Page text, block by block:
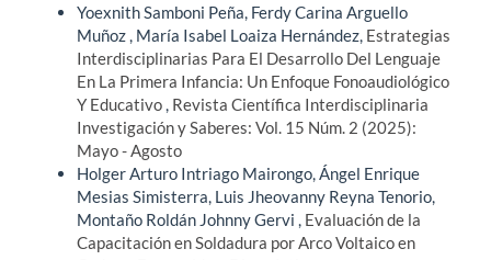
Yoexnith Samboni Peña, Ferdy Carina Arguello
Muñoz , María Isabel Loaiza Hernández, Estrategias
Interdisciplinarias Para El Desarrollo Del Lenguaje
En La Primera Infancia: Un Enfoque Fonoaudiológico
Y Educativo Revista Científica Interdisciplinaria
Investigación y Saberes: Vol. 15 Núm. 2 (2025):
Mayo - Agosto
Holger Arturo Intriago Mairongo, Ángel Enrique
Mesias Simisterra, Luis Jheovanny Reyna Tenorio,
Montaño Roldán Johnny Gervi , Evaluación de la
Capacitación en Soldadura por Arco Voltaico en